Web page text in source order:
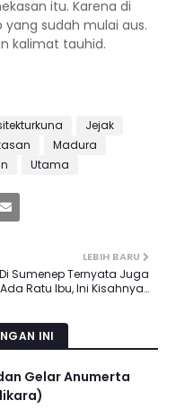
itu. Karena di
sudah mulai aus.
kalimat tauhid.
Jejak
Madura
Utama
LEBIH BARU
Di Sumenep Ternyata Juga
Ada Ratu Ibu, Ini Kisahnya…
INI
Gelar Anumerta